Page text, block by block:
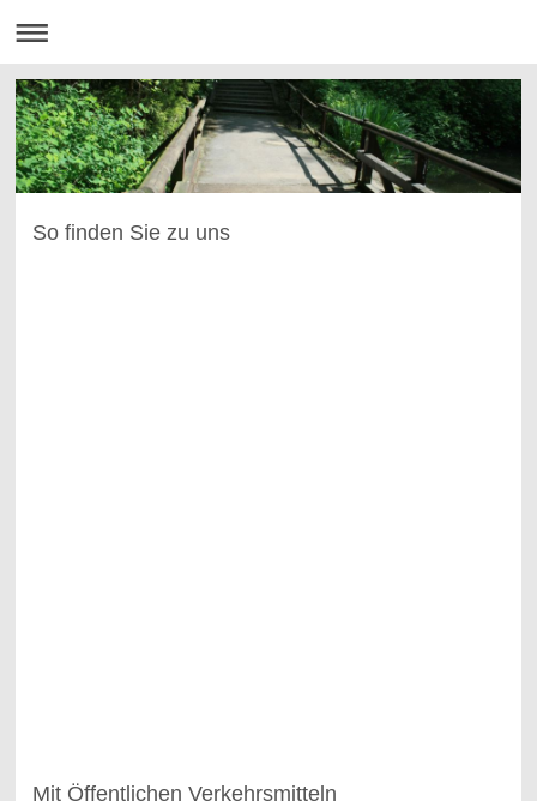
So finden Sie zu uns
Mit Öffentlichen Verkehrsmitteln